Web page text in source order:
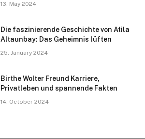
13. May 2024
Die faszinierende Geschichte von Atila
Altaunbay: Das Geheimnis lüften
25. January 2024
Birthe Wolter Freund Karriere,
Privatleben und spannende Fakten
14. October 2024